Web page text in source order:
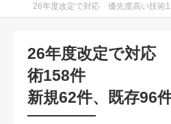
26年度改定で対応 優先度高い技術
26年度改定で対応
術158件
新規62件、既存96